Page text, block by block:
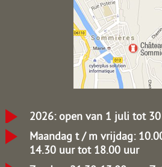
2026: open van 1 juli tot
Maandag t / m vrijdag:
14.30 uur tot 18.00 uur